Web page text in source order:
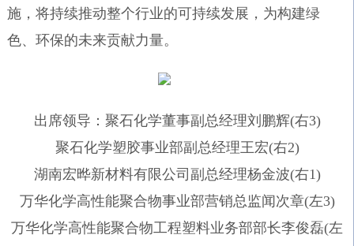
施，将持续推动整个行业的可持续发展，为构建绿
色、环保的未来贡献力量。
出席领导：聚石化学董事副总经理刘鹏辉(右3)
聚石化学塑胶事业部副总经理王宏(右2)
湖南宏晔新材料有限公司副总经理杨金波(右1)
万华化学高性能聚合物事业部营销总监闻次章(左3)
万华化学高性能聚合物工程塑料业务部部长李俊磊(左